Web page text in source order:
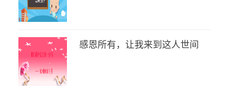
感恩所有，让我来到这人世间